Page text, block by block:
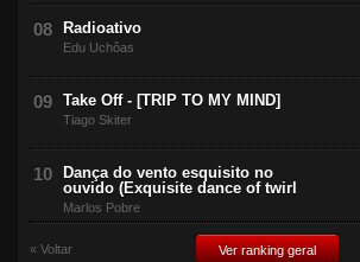
Radioativo
Edu Uchôas
Take Off - [TRIP TO MY MIND]
Tiago Skiter
Dança do vento esquisito no
ouvido (Exquisite dance of twirl
Marlos Pobre
« Voltar Ver ranking geral